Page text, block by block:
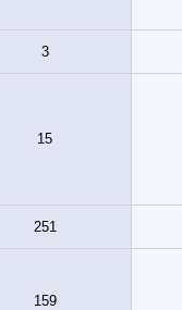
3
15
251
159